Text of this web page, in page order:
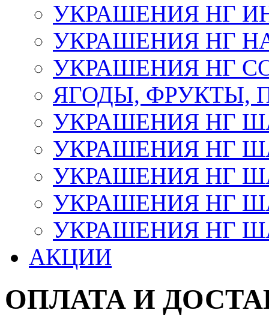
УКРАШЕНИЯ НГ
УКРАШЕНИЯ НГ
УКРАШЕНИЯ НГ
ЯГОДЫ, ФРУКТЫ,
УКРАШЕНИЯ НГ
УКРАШЕНИЯ НГ
УКРАШЕНИЯ НГ
УКРАШЕНИЯ НГ
УКРАШЕНИЯ НГ
АКЦИИ
ОПЛАТА И